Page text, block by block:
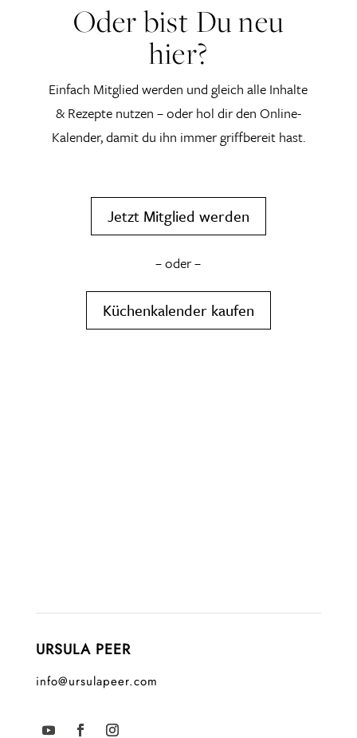
Oder bist Du neu
hier?
Einfach Mitglied werden und gleich alle Inhalte
& Rezepte nutzen – oder hol dir den Online-
Kalender, damit du ihn immer griffbereit hast.
Jetzt Mitglied werden
– oder –
Küchenkalender kaufen
URSULA PEER
info@ursulapeer.com